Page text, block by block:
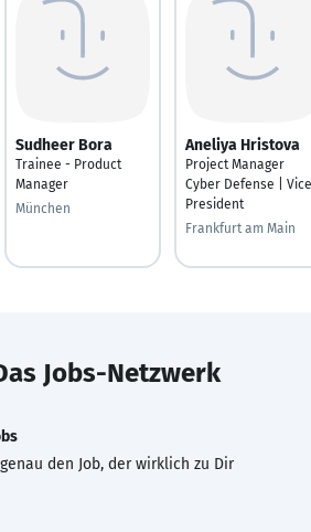
Sudheer Bora
Trainee - Product
Manager
München
Aneliya Hristova
Project Manager
Cyber Defense | Vice
President
Frankfurt am Main
Jobs-Netzwerk
den Job, der wirklich zu Dir